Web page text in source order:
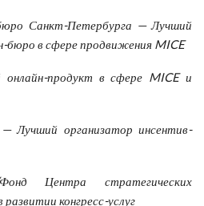
Санкт-Петербурга — Лучший
бюро в сфере продвижения MICE
продукт в сфере MICE и
Лучший организатор инсентив-
Центра стратегических
конгресс-услуг